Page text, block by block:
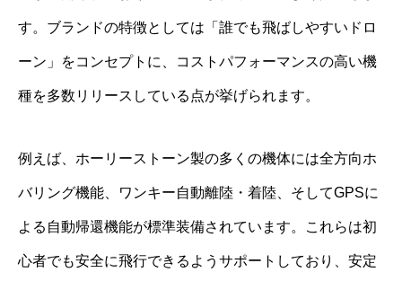
す。ブランドの特徴としては「誰でも飛ばしやすいドロ
ーン」をコンセプトに、コストパフォーマンスの高い機
種を多数リリースしている点が挙げられます。
例えば、ホーリーストーン製の多くの機体には全方向ホ
バリング機能、ワンキー自動離陸・着陸、そしてGPSに
よる自動帰還機能が標準装備されています。これらは初
心者でも安全に飛行できるようサポートしており、安定